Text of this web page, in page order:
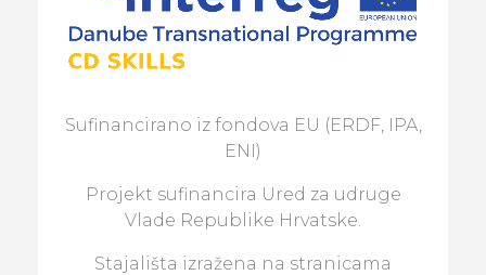
Sufinancirano iz fondova EU (ERDF, IPA,
ENI)
Projekt sufinancira Ured za udruge
Vlade Republike Hrvatske.
Stajališta izražena na stranicama